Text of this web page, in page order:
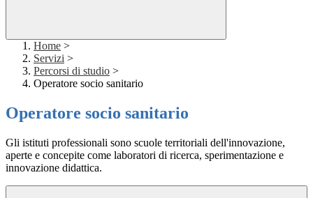
Home >
Servizi >
Percorsi di studio >
Operatore socio sanitario
Operatore socio sanitario
Gli istituti professionali sono scuole territoriali dell'innovazione,
aperte e concepite come laboratori di ricerca, sperimentazione e
innovazione didattica.